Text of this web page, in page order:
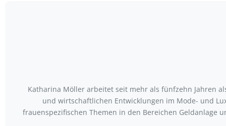
Katharina Möller arbeitet seit mehr als fünfzehn Jahren
und wirtschaftlichen Entwicklungen im Mode- und
frauenspezifischen Themen in den Bereichen Geldanlage